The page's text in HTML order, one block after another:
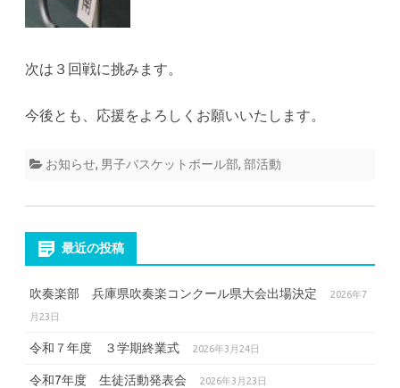
次は３回戦に挑みます。
今後とも、応援をよろしくお願いいたします。
お知らせ, 男子バスケットボール部, 部活動
最近の投稿
吹奏楽部 兵庫県吹奏楽コンクール県大会出場決定 2026年7
月23日
令和７年度 ３学期終業式 2026年3月24日
令和7年度 生徒活動発表会 2026年3月23日